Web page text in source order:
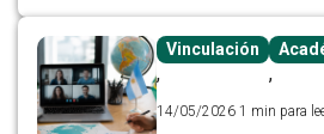
Vinculación
, ,
14/05/2026 1 min para